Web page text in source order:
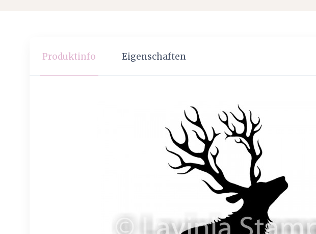
Produktinfo Eigenschaften